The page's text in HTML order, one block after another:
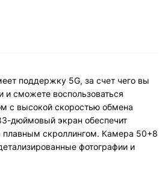
поддержку 5G, за счет чего вы
и сможете воспользоваться
с высокой скоростью обмена
дюймовый экран обеспечит
плавным скроллингом. Камера 50+8
фотографии и